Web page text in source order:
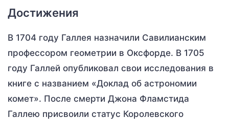
Достижения
В 1704 году Галлея назначили Савилианским
профессором геометрии в Оксфорде. В 1705
году Галлей опубликовал свои исследования в
книге с названием «Доклад об астрономии
комет». После смерти Джона Фламстида
Галлею присвоили статус Королевского